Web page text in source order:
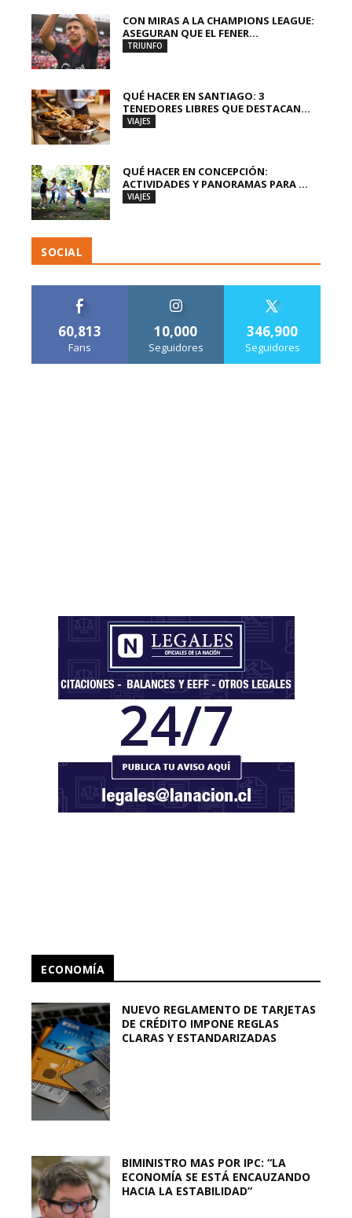
CON MIRAS A LA CHAMPIONS LEAGUE:
ASEGURAN QUE EL FENER...
TRIUNFO
QUÉ HACER EN SANTIAGO: 3
TENEDORES LIBRES QUE DESTACAN...
VIAJES
QUÉ HACER EN CONCEPCIÓN:
ACTIVIDADES Y PANORAMAS PARA ...
VIAJES
SOCIAL
60,813
Fans
10,000
Seguidores
346,900
Seguidores
ECONOMÍA
NUEVO REGLAMENTO DE TARJETAS
DE CRÉDITO IMPONE REGLAS
CLARAS Y ESTANDARIZADAS
BIMINISTRO MAS POR IPC: “LA
ECONOMÍA SE ESTÁ ENCAUZANDO
HACIA LA ESTABILIDAD”